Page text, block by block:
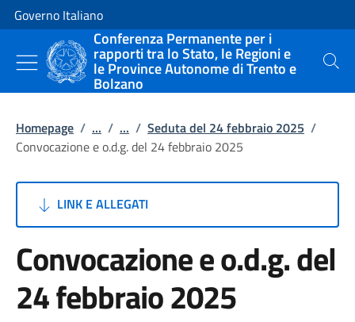
Vai al contenuto
Vai alla navigazione del sito
Governo Italiano
Conferenza Permanente per i
rapporti tra lo Stato, le Regioni e
le Province Autonome di Trento e
Bolzano
Cerca
Homepage / ... / ... / Seduta del 24 febbraio 2025 /
Convocazione e o.d.g. del 24 febbraio 2025
LINK E ALLEGATI
Convocazione e o.d.g. del
24 febbraio 2025